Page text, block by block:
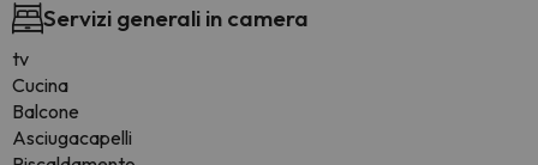
Servizi generali in camera
tv
Cucina
Balcone
Asciugacapelli